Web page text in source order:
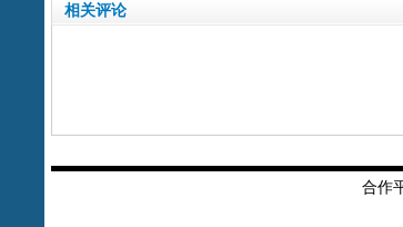
相关评论
合作